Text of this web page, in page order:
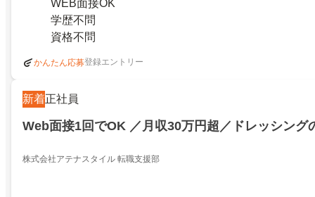
WEB面接OK
学歴不問
資格不問
かんたん応募登録エントリー
新着正社員
Web面接1回でOK ／月収30万円超／ドレッシング
株式会社アテナスタイル 転職支援部